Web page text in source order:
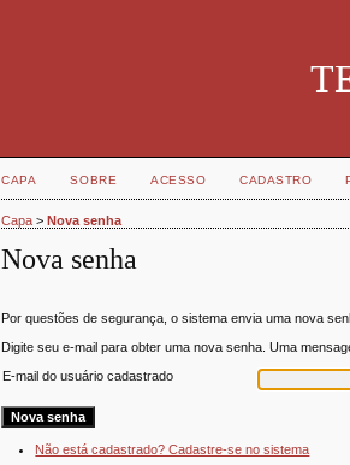
CAPA SOBRE ACESSO CADASTRO
Capa >Nova senha
Nova senha
Por questões de segurança, o sistema envia uma nova
Digite seu e-mail para obter uma nova senha. Uma
E-mail do usuário cadastrado
Não está cadastrado? Cadastre-se no sistema